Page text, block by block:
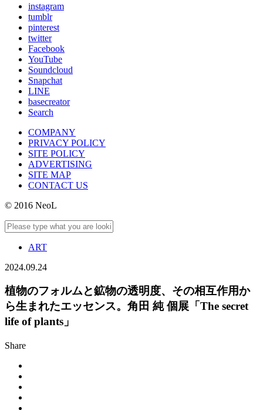
instagram
tumblr
pinterest
twitter
Facebook
YouTube
Soundcloud
Snapchat
LINE
basecreator
Search
COMPANY
PRIVACY POLICY
SITE POLICY
ADVERTISING
SITE MAP
CONTACT US
© 2016 NeoL
ART
2024.09.24
植物のフォルムと鉱物の透明度、その相互作用か
ら生まれたエッセンス。角田 純 個展「The secret
life of plants」
Share